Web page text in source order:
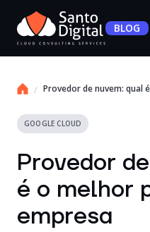
BLOG
Provedor de nuvem: qual
GOOGLE CLOUD
Provedor
é o melhor
empresa